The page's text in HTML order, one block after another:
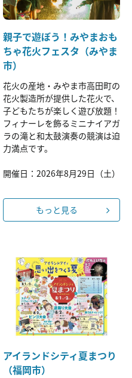
親子で遊ぼう！みやまおも
ちゃ花火フェスタ（みやま
市）
花火の産地・みやま市高田町の
花火製造所が提供した花火で、
子どもたちが楽しく遊び放題！
フィナーレを飾るミニナイアガ
ラの滝と和太鼓演奏の競演は迫
力満点です。
開催日：2026年8月29日（土）
もっと見る
アイランドシティ夏まつり
（福岡市）